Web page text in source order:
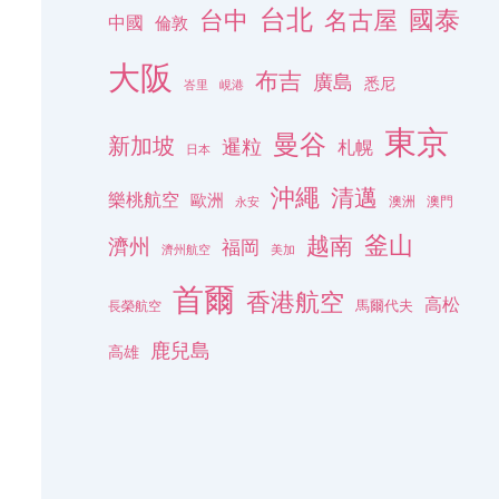
中國 倫敦 台中 台北 名古屋 國泰
大阪 峇里 峴港 布吉 廣島 悉尼
新加坡 日本 暹粒 曼谷 札幌 東京
樂桃航空 歐洲 永安 沖繩 清邁 澳洲 澳門
濟州 濟州航空 福岡 美加 越南 釜山
長榮航空 首爾 香港航空 馬爾代夫 高松
高雄 鹿兒島